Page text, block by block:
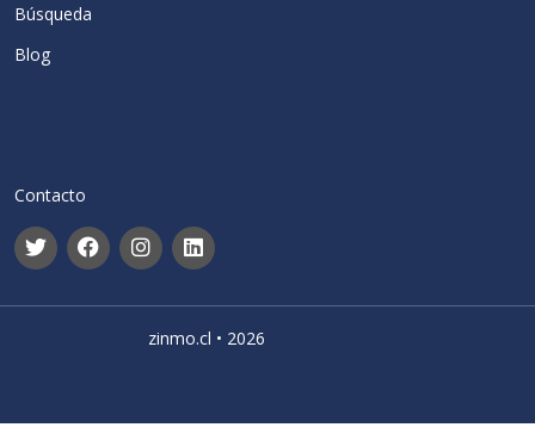
Búsqueda
Blog
Contacto
zinmo.cl • 2026